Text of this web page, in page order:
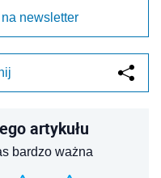
newsletter
artykułu
bardzo ważna